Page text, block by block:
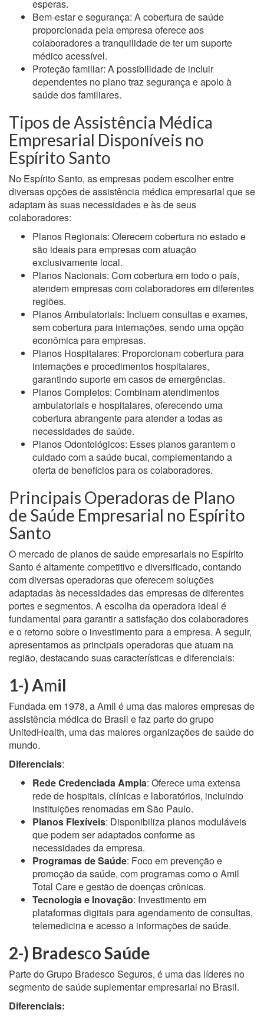
esperas.
Bem-estar e segurança: A cobertura de saúde
proporcionada pela empresa oferece aos
colaboradores a tranquilidade de ter um suporte
médico acessível.
Proteção familiar: A possibilidade de incluir
dependentes no plano traz segurança e apoio à
saúde dos familiares.
Tipos de Assistência Médica
Empresarial Disponíveis no
Espírito Santo
No Espírito Santo, as empresas podem escolher entre
diversas opções de assistência médica empresarial que se
adaptam às suas necessidades e às de seus
colaboradores:
Planos Regionais: Oferecem cobertura no estado e
são ideais para empresas com atuação
exclusivamente local.
Planos Nacionais: Com cobertura em todo o país,
atendem empresas com colaboradores em diferentes
regiões.
Planos Ambulatoriais: Incluem consultas e exames,
sem cobertura para internações, sendo uma opção
econômica para empresas.
Planos Hospitalares: Proporcionam cobertura para
internações e procedimentos hospitalares,
garantindo suporte em casos de emergências.
Planos Completos: Combinam atendimentos
ambulatoriais e hospitalares, oferecendo uma
cobertura abrangente para atender a todas as
necessidades de saúde.
Planos Odontológicos: Esses planos garantem o
cuidado com a saúde bucal, complementando a
oferta de benefícios para os colaboradores.
Principais Operadoras de Plano
de Saúde Empresarial no Espírito
Santo
O mercado de planos de saúde empresariais no Espírito
Santo é altamente competitivo e diversificado, contando
com diversas operadoras que oferecem soluções
adaptadas às necessidades das empresas de diferentes
portes e segmentos. A escolha da operadora ideal é
fundamental para garantir a satisfação dos colaboradores
e o retorno sobre o investimento para a empresa. A seguir,
apresentamos as principais operadoras que atuam na
região, destacando suas características e diferenciais:
1-) Amil
Fundada em 1978, a Amil é uma das maiores empresas de
assistência médica do Brasil e faz parte do grupo
UnitedHealth, uma das maiores organizações de saúde do
mundo.
Diferenciais:
Rede Credenciada Ampla: Oferece uma extensa
rede de hospitais, clínicas e laboratórios, incluindo
instituições renomadas em São Paulo.
Planos Flexíveis: Disponibiliza planos moduláveis
que podem ser adaptados conforme as
necessidades da empresa.
Programas de Saúde: Foco em prevenção e
promoção da saúde, com programas como o Amil
Total Care e gestão de doenças crônicas.
Tecnologia e Inovação: Investimento em
plataformas digitais para agendamento de consultas,
telemedicina e acesso a informações de saúde.
2-) Bradesco Saúde
Parte do Grupo Bradesco Seguros, é uma das líderes no
segmento de saúde suplementar empresarial no Brasil.
Diferenciais: